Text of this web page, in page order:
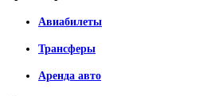
Авиабилеты
Трансферы
Аренда авто